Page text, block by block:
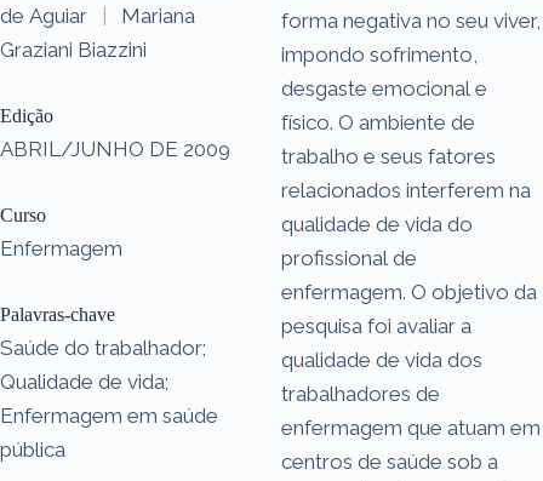
de Aguiar
|
Mariana
Graziani Biazzini
Edição
ABRIL/JUNHO DE 2009
Curso
Enfermagem
Palavras-chave
Saúde do trabalhador;
Qualidade de vida;
Enfermagem em saúde
pública
forma negativa no seu viver,
impondo sofrimento,
desgaste emocional e
físico. O ambiente de
trabalho e seus fatores
relacionados interferem na
qualidade de vida do
profissional de
enfermagem. O objetivo da
pesquisa foi avaliar a
qualidade de vida dos
trabalhadores de
enfermagem que atuam em
centros de saúde sob a